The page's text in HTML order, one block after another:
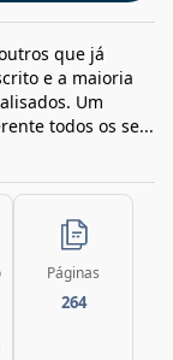
que já
e a maioria
Um
todos os se...
Páginas
264